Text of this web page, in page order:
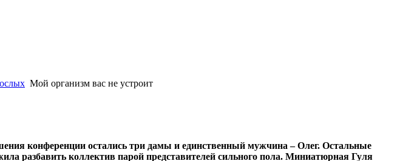
Мой организм вас не устроит
конференции остались три дамы и единственный мужчина – Олег. Остальные
разбавить коллектив парой представителей сильного пола. Миниатюрная Гуля